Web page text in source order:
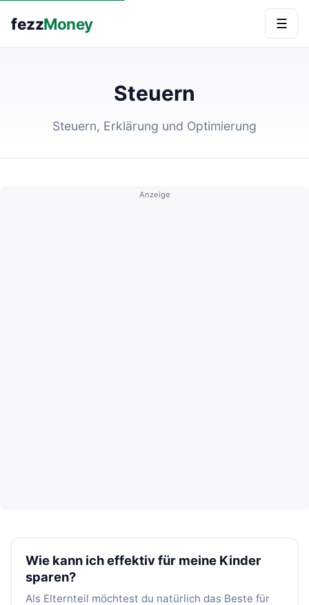
fezzMoney ☰
Steuern
Steuern, Erklärung und Optimierung
Wie kann ich effektiv für meine Kinder
sparen?
Als Elternteil möchtest du natürlich das Beste für